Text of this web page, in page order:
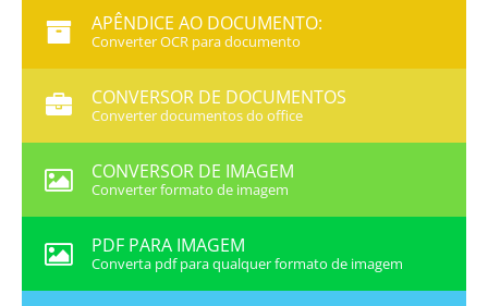
APÊNDICE AO DOCUMENTO:
Converter OCR para documento
CONVERSOR DE DOCUMENTOS
Converter documentos do office
CONVERSOR DE IMAGEM
Converter formato de imagem
PDF PARA IMAGEM
Converta pdf para qualquer formato de imagem